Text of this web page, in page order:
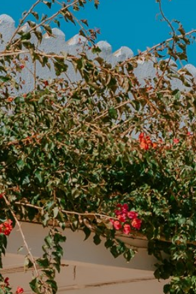
BONO REGALO
CONÓCENOS
LOCALIZACIÓN
CONTACTO
Condiciones y
Avisos legales
Política de
Política de cookies
Mapa web